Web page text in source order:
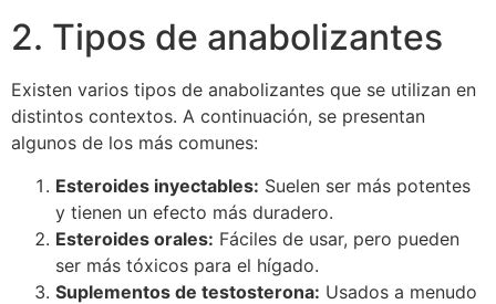
2. Tipos de anabolizantes
Existen varios tipos de anabolizantes que se utilizan en
distintos contextos. A continuación, se presentan
algunos de los más comunes:
Esteroides inyectables: Suelen ser más potentes
y tienen un efecto más duradero.
Esteroides orales: Fáciles de usar, pero pueden
ser más tóxicos para el hígado.
Suplementos de testosterona: Usados a menudo